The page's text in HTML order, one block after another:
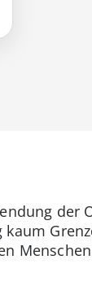
der
Menschen